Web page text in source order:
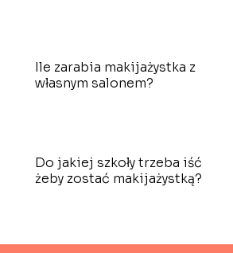
Ile zarabia makijażystka z
własnym salonem?
Do jakiej szkoły trzeba iść
żeby zostać makijażystką?